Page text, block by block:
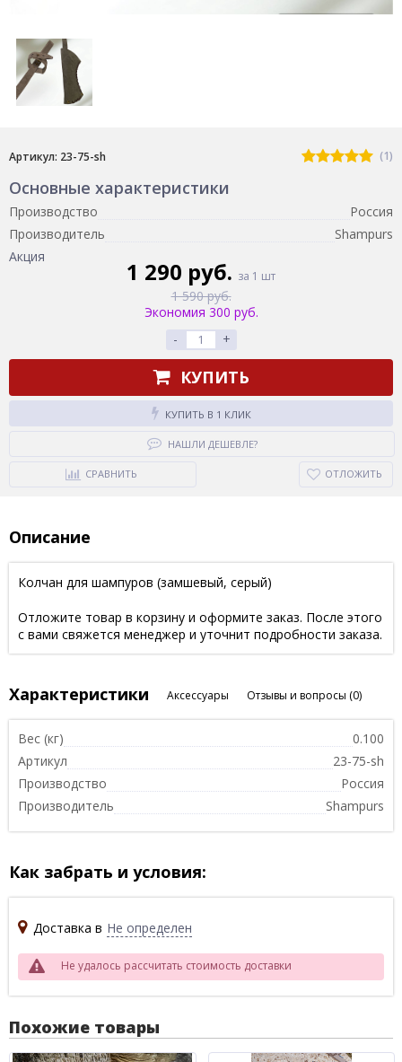
Артикул: 23-75-sh (1)
Основные характеристики
Производство
Россия
Производитель
Shampurs
Акция
1 290 руб. за 1 шт
1 590 руб.
Экономия 300 руб.
-
+
КУПИТЬ
КУПИТЬ В 1 КЛИК
НАШЛИ ДЕШЕВЛЕ?
СРАВНИТЬ ОТЛОЖИТЬ
Описание
Колчан для шампуров (замшевый, серый)
Отложите товар в корзину и оформите заказ. После этого
с вами свяжется менеджер и уточнит подробности заказа.
Характеристики Аксессуары Отзывы и вопросы (0)
Вес (кг)
0.100
Артикул
23-75-sh
Производство
Россия
Производитель
Shampurs
Как забрать и условия:
Доставка в Не определен
Не удалось рассчитать стоимость доставки
Похожие товары